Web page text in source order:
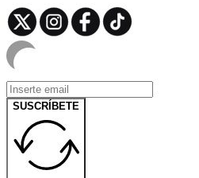
SUSCRÍBETE